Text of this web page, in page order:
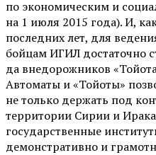
по экономическим и
на 1 июля 2015 года). И,
последних лет, для
бойцам ИГИЛ достаточно
да внедорожников
Автоматы и «Тойоты»
не только держать под
территории Сирии и
государственные
демонстративно и